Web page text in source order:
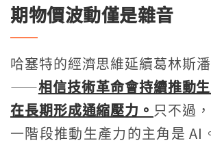
期物價波動僅是雜音
哈塞特的經濟思維延續葛林斯
——相信技術革命會持續推動
在長期形成通縮壓力。 只不過
一階段推動生產力的主角是 AI